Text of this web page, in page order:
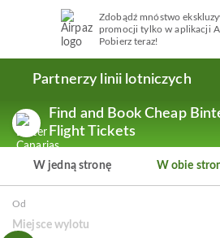
Zdobądź mnóstwo
promocji tylko w aplikacji
Pobierz teraz!
Partnerzy linii lotniczych
Find and Book Cheap
Flight Tickets
W jedną stronę W obie
Od
Miejsce wylotu